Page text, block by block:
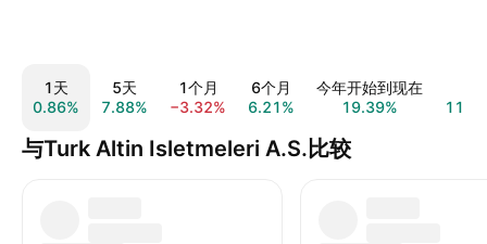
1天
0.86%
5天
7.88%
1个月
−3.32%
6个月
6.21%
今年开始到现在
19.39%
与Turk Altin Isletmeleri A.S.比较